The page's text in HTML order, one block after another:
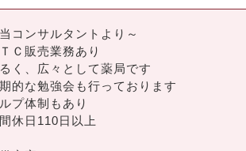
コンサルタントより～
Ｃ販売業務あり
るく、広々として薬局です
期的な勉強会も行っております
プ体制もあり
間休日110日以上